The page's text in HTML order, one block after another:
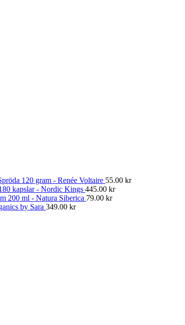
120 gram - Renée Voltaire 55.00 kr
kapslar - Nordic Kings 445.00 kr
200 ml - Natura Siberica 79.00 kr
by Sara 349.00 kr